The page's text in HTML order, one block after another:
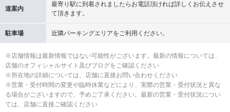
道案内
最寄り駅に到着されましたらお電話頂ければ詳しくお伝えさせ
て頂きます。
駐車場 近隣パーキングエリアをご利用ください。
※店舗情報は最新情報ではない可能性がございます。最新の情報については、
店舗のオフィシャルサイト及びブログをご確認ください
※所在地の詳細については、店舗に直接お問い合わせください
※営業・受付時間の変更や臨時休業などにより、実際の営業・受付状況と異な
る場合がございますので、予めご了承ください。最新の営業・受付状況につい
ては、店舗に直接ご確認ください